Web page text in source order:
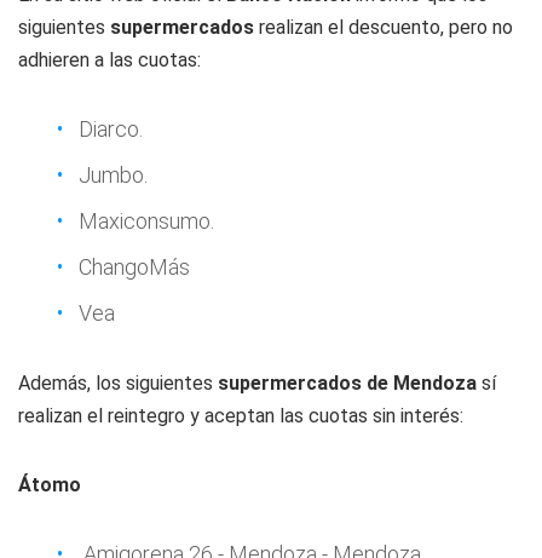
siguientes supermercados realizan el descuento, pero no
adhieren a las cuotas:
Diarco.
Jumbo.
Maxiconsumo.
ChangoMás
Vea
Además, los siguientes supermercados de Mendoza sí
realizan el reintegro y aceptan las cuotas sin interés:
Átomo